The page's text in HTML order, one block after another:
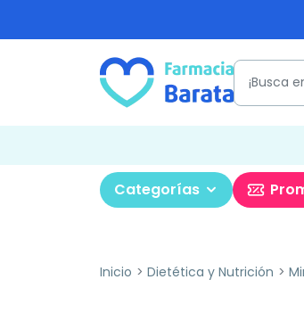
Categorías
Inicio Dietética y Nutrición